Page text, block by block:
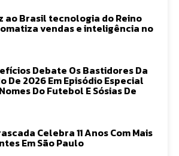
ao Brasil tecnologia do Reino
vendas e inteligência no
Debate Os Bastidores Da
De 2026 Em Episódio Especial
Do Futebol E Sósias De
Celebra 11 Anos Com Mais
Em São Paulo